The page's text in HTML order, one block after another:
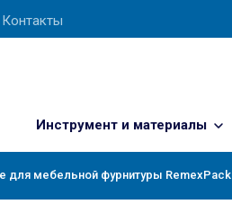
Контакты
Инструмент и материалы
для мебельной фурнитуры